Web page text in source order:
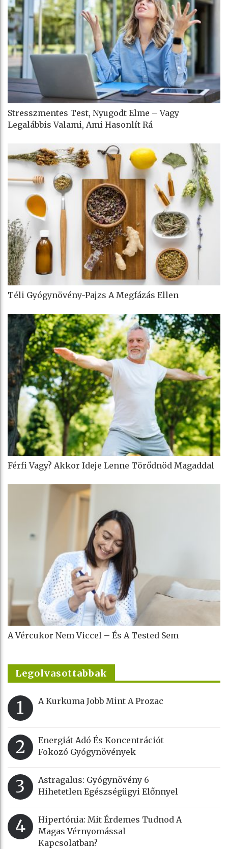
Stresszmentes Test, Nyugodt Elme – Vagy
Legalábbis Valami, Ami Hasonlít Rá
Téli Gyógynövény-Pajzs A Megfázás Ellen
Férfi Vagy? Akkor Ideje Lenne Törődnöd Magaddal
A Vércukor Nem Viccel – És A Tested Sem
Legolvasottabbak
1 A Kurkuma Jobb Mint A Prozac
2
Energiát Adó És Koncentrációt
Fokozó Gyógynövények
3
Astragalus: Gyógynövény 6
Hihetetlen Egészségügyi Előnnyel
4
Hipertónia: Mit Érdemes Tudnod A
Magas Vérnyomással
Kapcsolatban?